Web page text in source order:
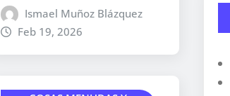
Ismael Muñoz Blázquez
Feb 19, 2026